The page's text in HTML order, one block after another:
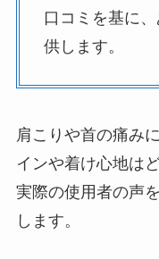
口コミを基に
供します。
肩こりや首の痛み
インや着け心地は
実際の使用者の声
します。